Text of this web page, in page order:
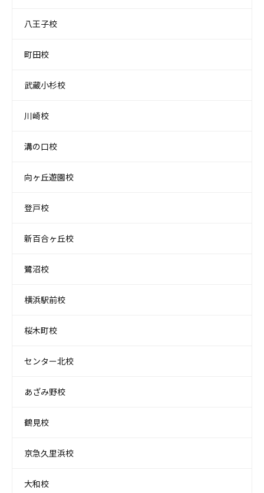
八王子校
町田校
武蔵小杉校
川崎校
溝の口校
向ヶ丘遊園校
登戸校
新百合ヶ丘校
鷺沼校
横浜駅前校
桜木町校
センター北校
あざみ野校
鶴見校
京急久里浜校
大和校